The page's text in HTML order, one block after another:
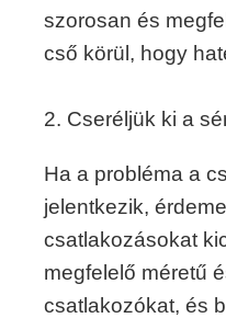
szorosan és
cső körül, hogy
2. Cseréljük ki a
Ha a probléma a
jelentkezik,
csatlakozásokat
megfelelő méretű
csatlakozókat, és